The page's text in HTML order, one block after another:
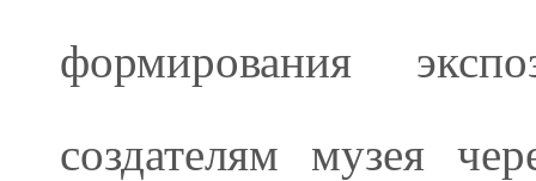
формирования
создателям музея